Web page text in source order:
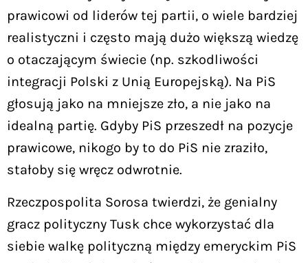
prawicowi od liderów tej partii, o wiele bardziej
realistyczni i często mają dużo większą wiedzę
o otaczającym świecie (np. szkodliwości
integracji Polski z Unią Europejską). Na PiS
głosują jako na mniejsze zło, a nie jako na
idealną partię. Gdyby PiS przeszedł na pozycje
prawicowe, nikogo by to do PiS nie zraziło,
stałoby się wręcz odwrotnie.
Rzeczpospolita Sorosa twierdzi, że genialny
gracz polityczny Tusk chce wykorzystać dla
siebie walkę polityczną między emeryckim PiS